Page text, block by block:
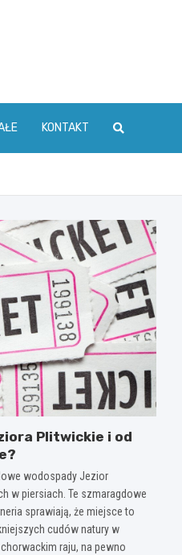
KONTAKT
Plitwickie i od
wodospady Jezior
w piersiach. Te szmaragdowe
sprawiają, że miejsce to
cudów natury w
raju, na pewno